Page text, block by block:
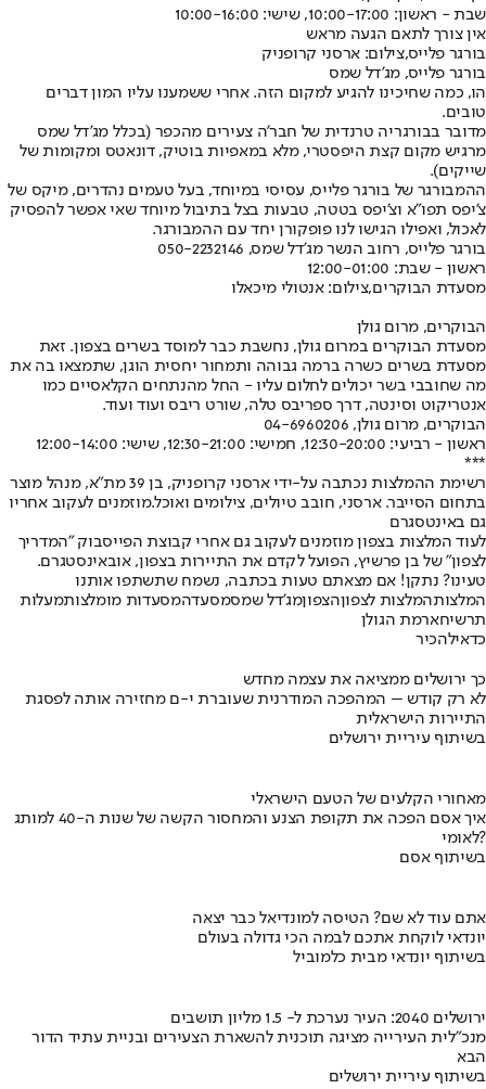
שבת - ראשון: 10:00-17:00, שישי: 10:00-16:00
אין צורך לתאם הגעה מראש
בורגר פלייס,צילום: ארסני קרופניק
בורגר פלייס, מג'דל שמס
הו, כמה שחיכינו להגיע למקום הזה. אחרי ששמענו עליו המון דברים
טובים.
מדובר בבורגריה טרנדית של חבר'ה צעירים מהכפר (בכלל מג'דל שמס
מרגיש מקום קצת היפסטרי, מלא במאפיות בוטיק, דונאטס ומקומות של
שייקים).
ההמבורגר של בורגר פלייס, עסיסי במיוחד, בעל טעמים נהדרים, מיקס של
צ'יפס תפו"א וצ'יפס בטטה, טבעות בצל בתיבול מיוחד שאי אפשר להפסיק
לאכול, ואפילו הגישו לנו פופקורן יחד עם ההמבורגר.
בורגר פלייס, רחוב הנשר מג'דל שמס, 050-2232146
ראשון - שבת: 12:00-01:00
מסעדת הבוקרים,צילום: אנטולי מיכאלו
הבוקרים, מרום גולן
מסעדת הבוקרים במרום גולן, נחשבת כבר למוסד בשרים בצפון. זאת
מסעדת בשרים כשרה ברמה גבוהה ותמחור יחסית הוגן, שתמצאו בה את
מה שחובבי בשר יכולים לחלום עליו - החל מהנתחים הקלאסיים כמו
אנטריקוט וסינטה, דרך ספריבס טלה, שורט ריבס ועוד ועוד.
הבוקרים, מרום גולן, 04-6960206
ראשון - רביעי: 12:30-20:00, חמישי: 12:30-21:00, שישי: 12:00-14:00
***
רשימת ההמלצות נכתבה על-ידי ארסני קרופניק, בן 39 מת"א, מנהל מוצר
בתחום הסייבר. ארסני, חובב טיולים, צילומים ואוכל.מוזמנים לעקוב אחריו
גם באינטסגרם
לעוד המלצות בצפון מוזמנים לעקוב גם אחרי קבוצת הפייסבוק "המדריך
לצפון" של בן פרשיץ, הפועל לקדם את התיירות בצפון, אובאינסטגרם.
טעינו? נתקן! אם מצאתם טעות בכתבה, נשמח שתשתפו אותנו
המלצותהמלצות לצפוןהצפוןמג'דל שמסמסעדהמסעדות מומלצותמעלות
תרשיחארמת הגולן
כדאילהכיר
כך ירושלים ממציאה את עצמה מחדש
לא רק קודש – המהפכה המודרנית שעוברת י-ם מחזירה אותה לפסגת
התיירות הישראלית
בשיתוף עיריית ירושלים
מאחורי הקלעים של הטעם הישראלי
איך אסם הפכה את תקופת הצנע והמחסור הקשה של שנות ה-40 למותג
לאומי?
בשיתוף אסם
אתם עוד לא שם? הטיסה למונדיאל כבר יצאה
יונדאי לוקחת אתכם לבמה הכי גדולה בעולם
בשיתוף יונדאי מבית כלמוביל
ירושלים 2040: העיר נערכת ל- 1.5 מליון תושבים
מנכ"לית העירייה מציגה תוכנית להשארת הצעירים ובניית עתיד הדור
הבא
בשיתוף עיריית ירושלים